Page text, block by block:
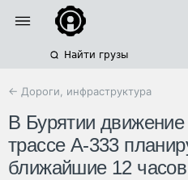
Найти грузы
← Дороги, инфраструктура
В Бурятии
трассе А-333
ближайшие 12 часов